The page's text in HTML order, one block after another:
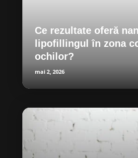
Ce rezultate oferă
lipofillingul în zona
ochilor?
mai 2, 2026